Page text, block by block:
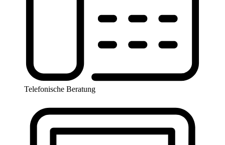
Telefonische Beratung